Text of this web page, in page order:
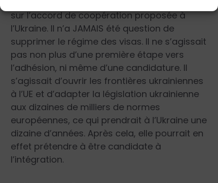
sur l’accord de coopération proposée à
l’Ukraine. Il n’a JAMAIS été question de
supprimer le régime des visas. Il ne s’agissait
pas non plus d’une première étape vers
l’adhésion, ni même d’une candidature. Il
s’agissait d’ouvrir les frontières ukrainiennes
à l’UE et d’adapter la législation ukrainienne
aux dizaines de milliers de normes
européennes, ce qui prendrait à l’Ukraine une
dizaine d’années. Après cela, elle pourrait en
effet prétendre à être candidate à
l’intégration.